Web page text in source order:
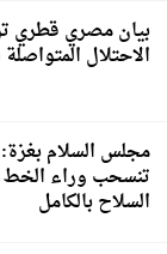
بيان مصري قطري
الاحتلال
مجلس السلام
تنسحب وراء الخط
السلاح بالكامل